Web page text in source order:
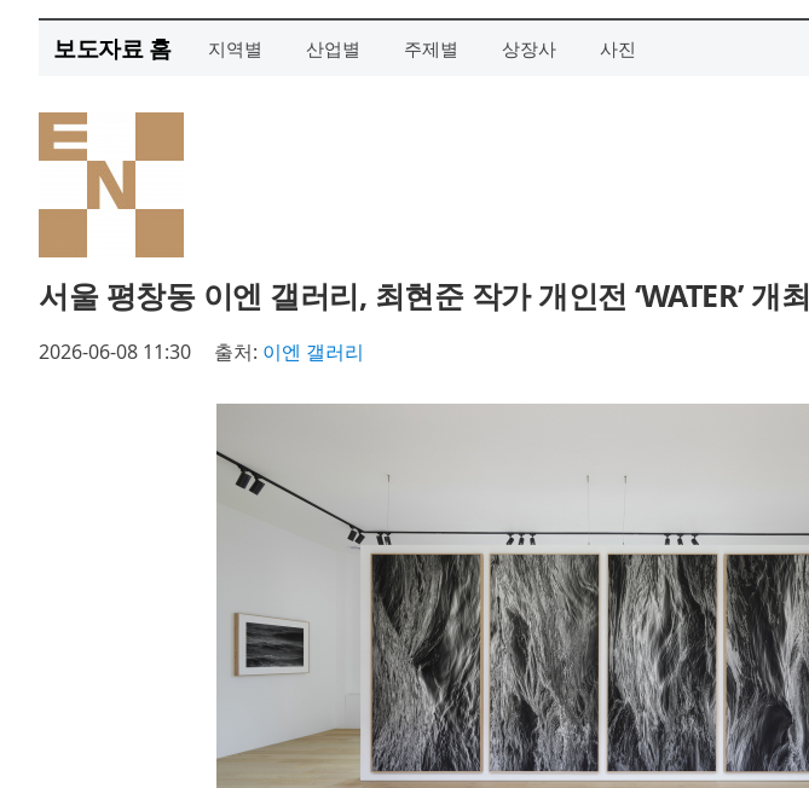
보도자료 홈 지역별 산업별 주제별 상장사 사진
서울 평창동 이엔 갤러리, 최현준 작가 개인전 ‘WATER’ 개최
2026-06-08 11:30 출처: 이엔 갤러리